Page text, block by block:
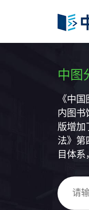
中图
《中
内图书
版增加
法》第
目体